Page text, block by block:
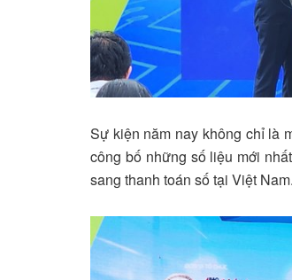
Sự kiện năm nay không chỉ là
công bố những số liệu mới
sang thanh toán số tại Việt Nam.